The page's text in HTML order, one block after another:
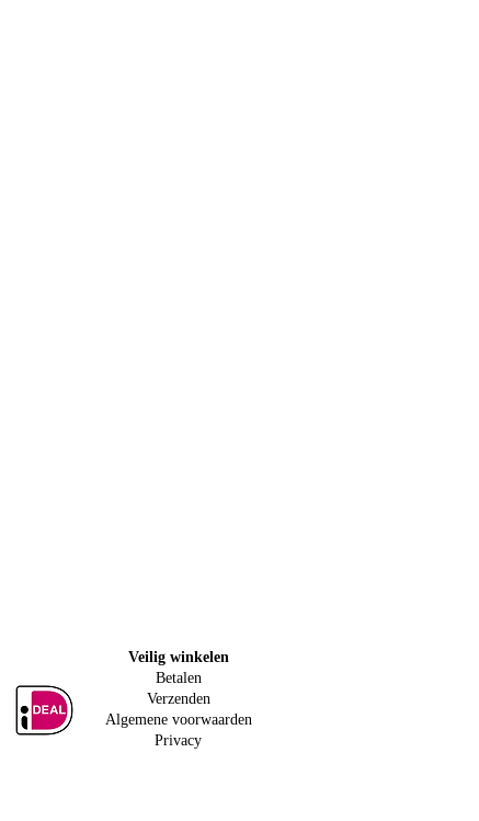
Veilig winkelen
Betalen
Verzenden
Algemene voorwaarden
Privacy